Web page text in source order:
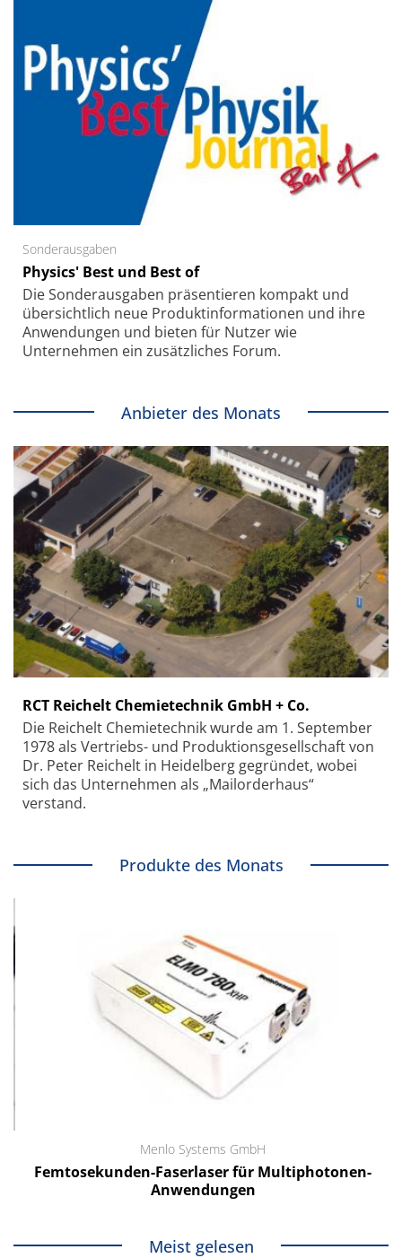
Sonderausgaben
Physics' Best und Best of
Die Sonder­ausgaben präsentieren kompakt und
übersichtlich neue Produkt­informationen und ihre
Anwendungen und bieten für Nutzer wie
Unternehmen ein zusätzliches Forum.
Anbieter des Monats
RCT Reichelt Chemietechnik GmbH + Co.
Die Reichelt Chemietechnik wurde am 1. September
1978 als Vertriebs- und Produktionsgesellschaft von
Dr. Peter Reichelt in Heidelberg gegründet, wobei
sich das Unternehmen als „Mailorderhaus“
verstand.
Produkte des Monats
Menlo Systems GmbH
Femtosekunden-Faserlaser für Multiphotonen-
Anwendungen
Meist gelesen